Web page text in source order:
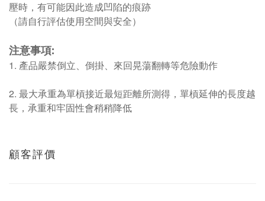
壓時，有可能因此造成凹陷的痕跡
（請自行評估使用空間與安全）
注意事項:
1. 產品嚴禁倒立、倒掛、來回晃蕩翻轉等危險動作
2. 最大承重為單槓接近最短距離所測得，單槓延伸的長度越
長，承重和牢固性會稍稍降低
顧客評價